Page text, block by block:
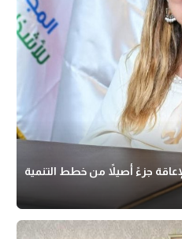
جزءً أصيلاً من خطط التنمية